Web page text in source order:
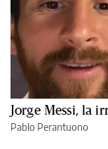
Jorge Messi, la
Pablo Perantuono